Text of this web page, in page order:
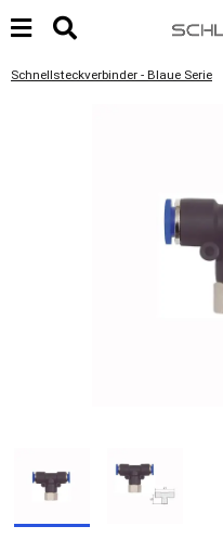
Schnellsteckverbinder - Blaue Serie